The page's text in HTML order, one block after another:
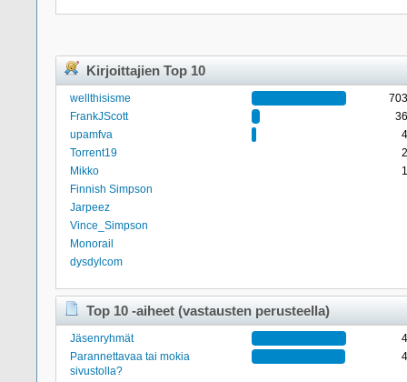
Kirjoittajien Top 10
wellthisisme
FrankJScott
upamfva
Torrent19
Mikko
Finnish Simpson
Jarpeez
Vince_Simpson
Monorail
dysdylcom
Top 10 -aiheet (vastausten perusteella)
Jäsenryhmät
Parannettavaa tai mokia
sivustolla?